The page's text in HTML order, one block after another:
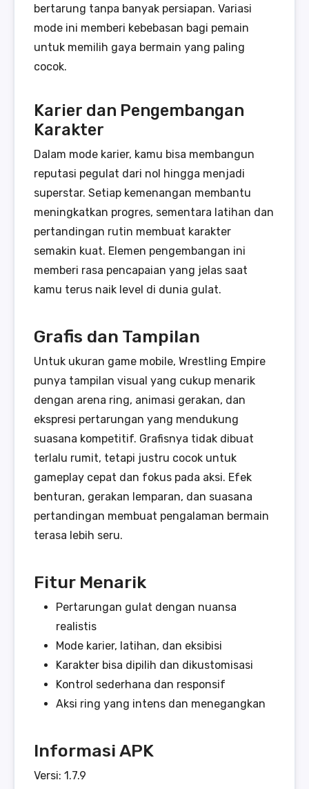
bertarung tanpa banyak persiapan. Variasi
mode ini memberi kebebasan bagi pemain
untuk memilih gaya bermain yang paling
cocok.
Karier dan Pengembangan
Karakter
Dalam mode karier, kamu bisa membangun
reputasi pegulat dari nol hingga menjadi
superstar. Setiap kemenangan membantu
meningkatkan progres, sementara latihan dan
pertandingan rutin membuat karakter
semakin kuat. Elemen pengembangan ini
memberi rasa pencapaian yang jelas saat
kamu terus naik level di dunia gulat.
Grafis dan Tampilan
Untuk ukuran game mobile, Wrestling Empire
punya tampilan visual yang cukup menarik
dengan arena ring, animasi gerakan, dan
ekspresi pertarungan yang mendukung
suasana kompetitif. Grafisnya tidak dibuat
terlalu rumit, tetapi justru cocok untuk
gameplay cepat dan fokus pada aksi. Efek
benturan, gerakan lemparan, dan suasana
pertandingan membuat pengalaman bermain
terasa lebih seru.
Fitur Menarik
Pertarungan gulat dengan nuansa
realistis
Mode karier, latihan, dan eksibisi
Karakter bisa dipilih dan dikustomisasi
Kontrol sederhana dan responsif
Aksi ring yang intens dan menegangkan
Informasi APK
Versi: 1.7.9